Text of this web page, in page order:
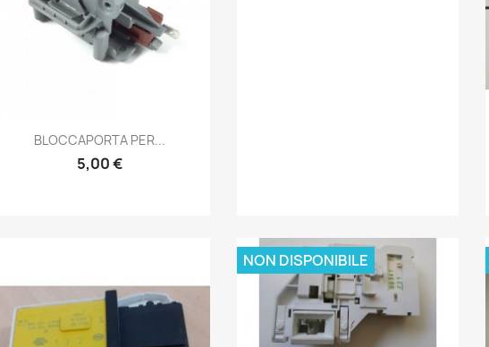
Anteprima
BLOCCAPORTA PER...
5,00 €
NON DISPONIBILE